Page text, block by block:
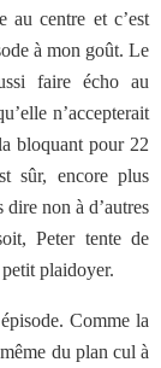
au centre et c’est
à mon goût. Le
faire écho au
n’accepterait
bloquant pour 22
sûr, encore plus
non à d’autres
Peter tente de
plaidoyer.
Comme la
du plan cul à